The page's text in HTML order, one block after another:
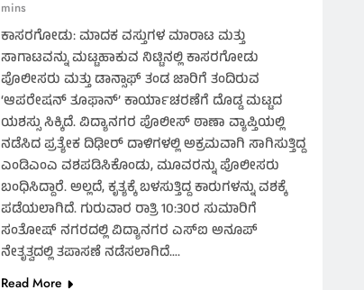
mins
ಕಾಸರಗೋಡು: ಮಾದಕ ವಸ್ತುಗಳ ಮಾರಾಟ ಮತ್ತು
ಸಾಗಾಟವನ್ನು ಮಟ್ಟಹಾಕುವ ನಿಟ್ಟಿನಲ್ಲಿ ಕಾಸರಗೋಡು
ಪೊಲೀಸರು ಮತ್ತು ಡಾನ್ಸಾಫ್ ತಂಡ ಜಾರಿಗೆ ತಂದಿರುವ
‘ಆಪರೇಷನ್ ತೂಫಾನ್’ ಕಾರ್ಯಾಚರಣೆಗೆ ದೊಡ್ಡ ಮಟ್ಟದ
ಯಶಸ್ಸು ಸಿಕ್ಕಿದೆ. ವಿದ್ಯಾನಗರ ಪೊಲೀಸ್ ಠಾಣಾ ವ್ಯಾಪ್ತಿಯಲ್ಲಿ
ನಡೆಸಿದ ಪ್ರತ್ಯೇಕ ದಿಢೀರ್ ದಾಳಿಗಳಲ್ಲಿ ಅಕ್ರಮವಾಗಿ ಸಾಗಿಸುತ್ತಿದ್ದ
ಎಂಡಿಎಂಎ ವಶಪಡಿಸಿಕೊಂಡು, ಮೂವರನ್ನು ಪೊಲೀಸರು
ಬಂಧಿಸಿದ್ದಾರೆ. ಅಲ್ಲದೆ, ಕೃತ್ಯಕ್ಕೆ ಬಳಸುತ್ತಿದ್ದ ಕಾರುಗಳನ್ನು ವಶಕ್ಕೆ
ಪಡೆಯಲಾಗಿದೆ. ​ಗುರುವಾರ ರಾತ್ರಿ 10:30ರ ಸುಮಾರಿಗೆ
ಸಂತೋಷ್ ನಗರದಲ್ಲಿ ವಿದ್ಯಾನಗರ ಎಸ್‌ಐ ಅನೂಪ್
ನೇತೃತ್ವದಲ್ಲಿ ತಪಾಸಣೆ ನಡೆಸಲಾಗಿದೆ….
Read More